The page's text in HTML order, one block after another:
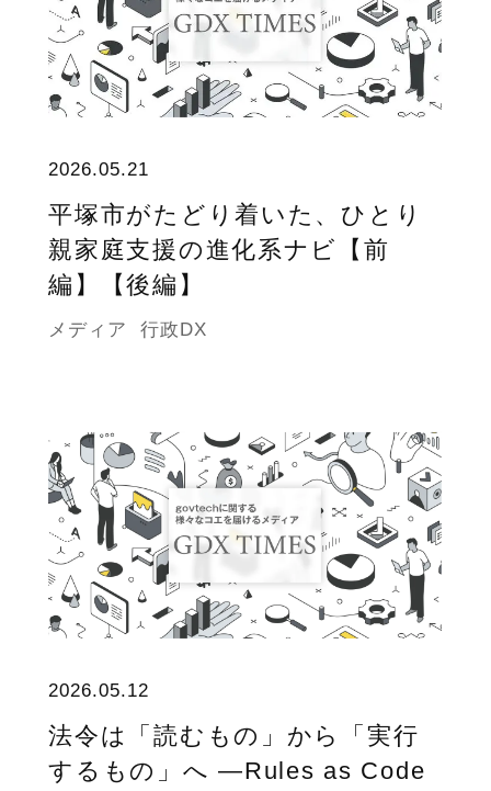
2026.05.21
平塚市がたどり着いた、ひとり
親家庭支援の進化系ナビ【前
編】【後編】
メディア 行政DX
2026.05.12
法令は「読むもの」から「実行
するもの」へ ―Rules as Code